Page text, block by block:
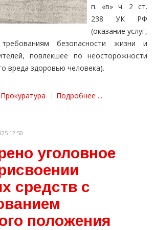
п. «в» ч. 2 ст.
238 УК РФ
(оказание услуг,
безопасности жизни и
повлекшее по неосторожности
вреда здоровью человека).
Прокуратура Подробнее ...
12:50
уголовное
средств с
положения